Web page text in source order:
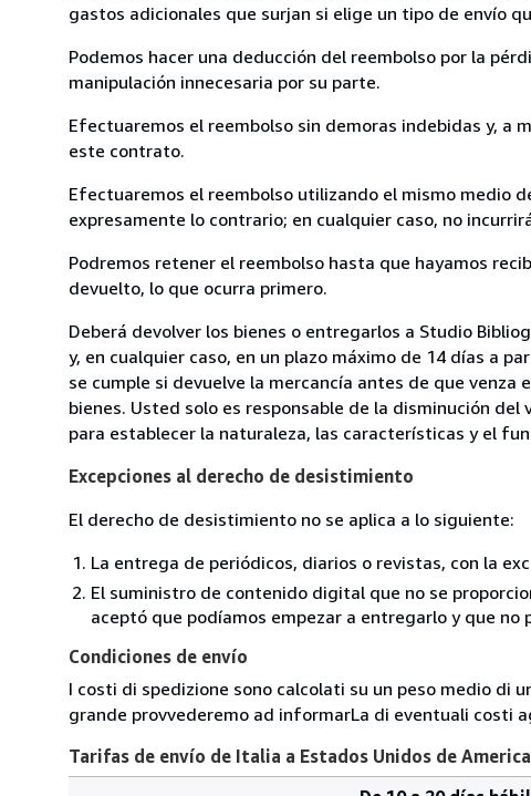
gastos adicionales que surjan si elige un tipo de envío
Podemos hacer una deducción del reembolso por la
manipulación innecesaria por su parte.
Efectuaremos el reembolso sin demoras indebidas y, a
este contrato.
Efectuaremos el reembolso utilizando el mismo medio
expresamente lo contrario; en cualquier caso, no
Podremos retener el reembolso hasta que hayamos
devuelto, lo que ocurra primero.
Deberá devolver los bienes o entregarlos a Studio
y, en cualquier caso, en un plazo máximo de 14 días a
se cumple si devuelve la mercancía antes de que
bienes. Usted solo es responsable de la disminución
para establecer la naturaleza, las características y el
Excepciones al derecho de desistimiento
El derecho de desistimiento no se aplica a lo siguiente:
La entrega de periódicos, diarios o revistas, con la
El suministro de contenido digital que no se
aceptó que podíamos empezar a entregarlo y que
Condiciones de envío
I costi di spedizione sono calcolati su un peso medio di
grande provvederemo ad informarLa di eventuali costi
Tarifas de envío de Italia a Estados Unidos de America